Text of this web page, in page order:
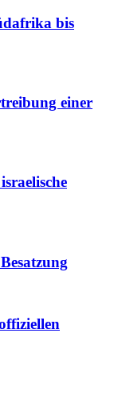
bis
einer